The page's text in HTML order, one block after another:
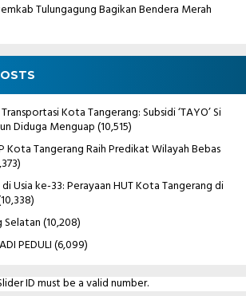
Tulungagung Bagikan Bendera Merah
Kota Tangerang: Subsidi ‘TAYO’ Si
Diduga Menguap(10,515)
Kota Tangerang Raih Predikat Wilayah Bebas
Usia ke-33: Perayaan HUT Kota Tangerang di
Selatan(10,208)
PEDULI(6,099)
ID must be a valid number.